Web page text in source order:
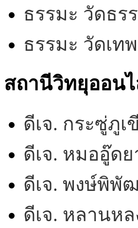
ธรรมะ วัดธร
ธรรมะ วัดเท
สถานีวิทยุออน
ดีเจ. กระซู่ภูเ
ดีเจ. หมออู๊ดย
ดีเจ. พงษ์พิพั
ดีเจ. หลานหล